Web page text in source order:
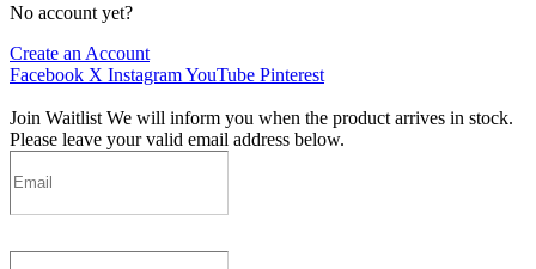
No account yet?
Create an Account
Facebook X InstagramYouTube Pinterest
Join Waitlist We will inform you when the product arrives in stock.
Please leave your valid email address below.